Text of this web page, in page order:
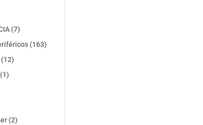
77
productos
163163
1212
11
productos
22